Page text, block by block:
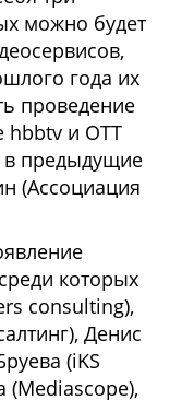
можно будет
года их
проведение
hbbtv и OTT
предыдущие
(Ассоциация
которых
consulting),
Денис
(iKS